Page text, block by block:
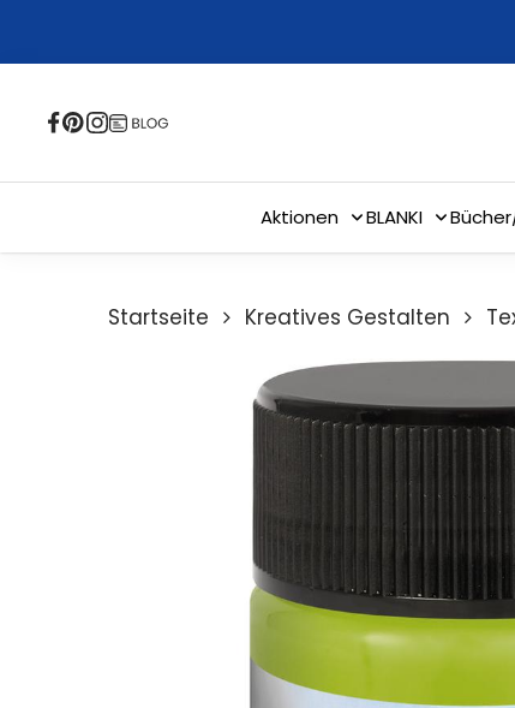
content
Aktionen BLANKI
Startseite Kreatives Gestalten